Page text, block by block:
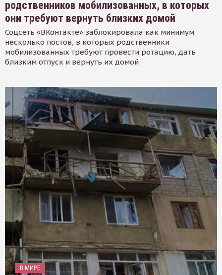
родственников мобилизованных, в которых
они требуют вернуть близких домой
Соцсеть «ВКонтакте» заблокировала как минимум
несколько постов, в которых родственники
мобилизованных требуют провести ротацию, дать
близким отпуск и вернуть их домой
В МИРЕ